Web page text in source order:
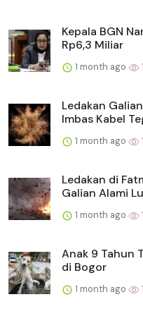
Kepala BGN
Rp6,3 Miliar
1 month ago
Ledakan
Imbas Kabel
1 month ago
Ledakan di
Galian Alami
1 month ago
Anak 9 Tahun
di Bogor
1 month ago